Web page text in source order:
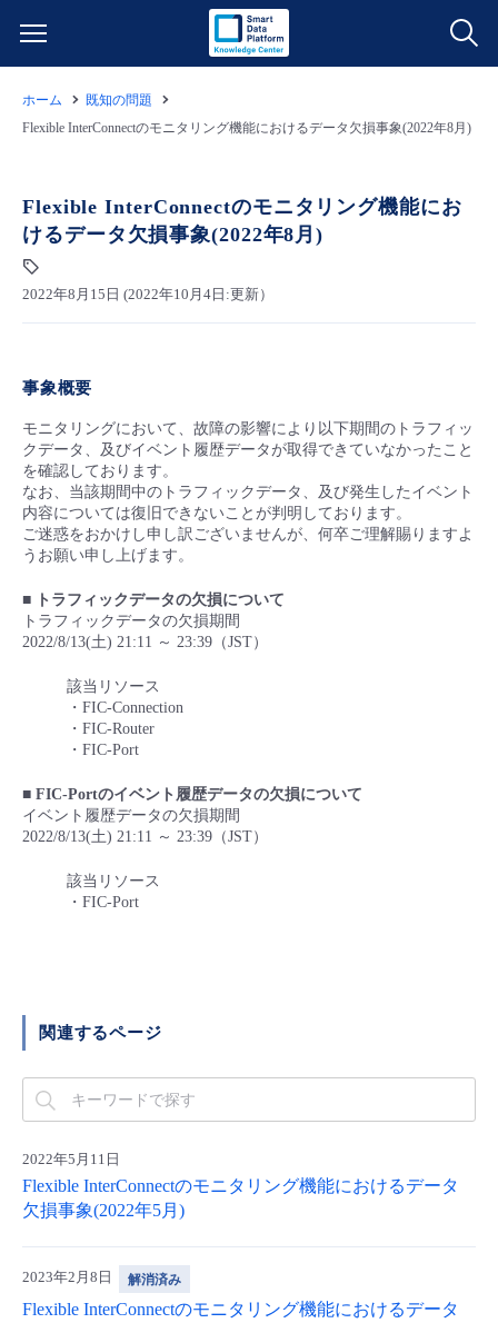
サービス一覧
クラウド/サーバー
ネットワーク
モニタリング/監査
サポート
管理機能
すべてのメニューを見る
データ利活用
クラウド/サーバー
IoT
モニタリング/監査
サポート
管理機能
すべてのメニューを見る
料金情報
料金シミュレーター
クラウド/サーバー
ネットワーク
IoT
モニタリング/監査
サポート
すべてのメニューを見る
ご利用開始ガイド
- 管理機能
■ セットアップガイド
- 初期設定・確認
- ユーザー機能の管理
- 登録情報の管理
- APIリファレンス
■ 基本構築ガイド
- Flexible InterConnect
- vUTM2
- バックアップ
- セキュリティ・監査
- データと分析
- IoT
- マルチクラウド利用
- リモートワーク
- ITインフラストラクチャー
故障/メンテナンス情報
サービス稼働状況
故障/メンテナンス履歴
メンテナンス予定
定期メンテナンス
パートナー
販売パートナー向けプログラム
トレーニング/操作動画
脱炭素化
ホーム
既知の問題
Flexible InterConnectのモニタリング機能におけるデータ欠損事象(2022年8月)
Flexible InterConnectのモニタリング機能にお
けるデータ欠損事象(2022年8月)
2022年8月15日 (2022年10月4日:更新）
事象概要
モニタリングにおいて、故障の影響により以下期間のトラフィッ
クデータ、及びイベント履歴データが取得できていなかったこと
を確認しております。
なお、当該期間中のトラフィックデータ、及び発生したイベント
内容については復旧できないことが判明しております。
ご迷惑をおかけし申し訳ございませんが、何卒ご理解賜りますよ
うお願い申し上げます。
■ トラフィックデータの欠損について
トラフィックデータの欠損期間
2022/8/13(土) 21:11 ～ 23:39（JST）
該当リソース
・FIC-Connection
・FIC-Router
・FIC-Port
■ FIC-Portのイベント履歴データの欠損について
イベント履歴データの欠損期間
2022/8/13(土) 21:11 ～ 23:39（JST）
該当リソース
・FIC-Port
関連するページ
2022年5月11日
Flexible InterConnectのモニタリング機能におけるデータ
欠損事象(2022年5月)
2023年2月8日 解消済み
Flexible InterConnectのモニタリング機能におけるデータ